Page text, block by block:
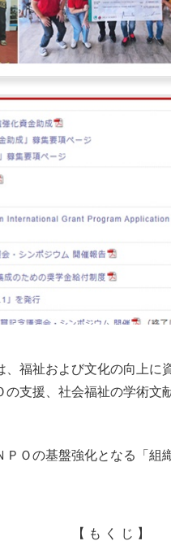
福祉および文化の向上に
支援、社会福祉の学術文
ＰＯの基盤強化となる「
【 も く じ 】